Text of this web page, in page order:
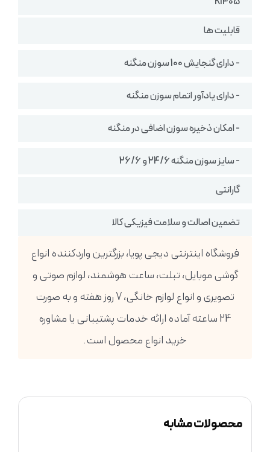
قابلیت ها
- دارای گنجایش 100 سوزن منگنه
- دارای یادآور اتمام سوزن منگنه
- امکان ذخیره سوزن اضافی در منگنه
- سایز سوزن منگنه 24/6 و 26/6
گارانتی
تضمین اصالت و سلامت فیزیکی کالا
فروشگاه اینترنتی دیجی پویا، بزرگترین واردکننده انواع
گوشی موبایل، تبلت، ساعت هوشمند، لوازم صوتی و
تصویری و انواع لوازم خانگی، 7 روز هفته و به صورت
24 ساعته آماده ارائه خدمات پشتیبانی یا مشاوره
خرید انواع محصول است.
محصولات مشابه